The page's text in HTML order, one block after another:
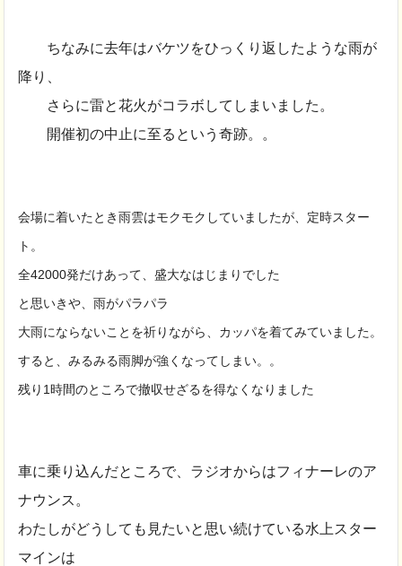
ちなみに去年はバケツをひっくり返したような雨が
降り、
さらに雷と花火がコラボしてしまいました。
開催初の中止に至るという奇跡。。
会場に着いたとき雨雲はモクモクしていましたが、定時スター
ト。
全42000発だけあって、盛大なはじまりでした
と思いきや、雨がパラパラ
大雨にならないことを祈りながら、カッパを着てみていました。
すると、みるみる雨脚が強くなってしまい。。
残り1時間のところで撤収せざるを得なくなりました
車に乗り込んだところで、ラジオからはフィナーレのア
ナウンス。
わたしがどうしても見たいと思い続けている水上スター
マインは